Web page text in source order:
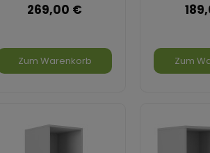
269,00 €
Zum Warenkorb Zum